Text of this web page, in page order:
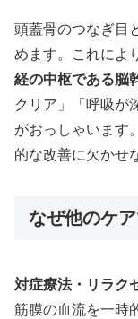
頭蓋骨のつなぎ目
めます。これによ
経の中枢である脳
クリア」「呼吸が
がおっしゃいます
的な改善に欠かせ
なぜ他のケ
対症療法・リラク
筋膜の血流を一時